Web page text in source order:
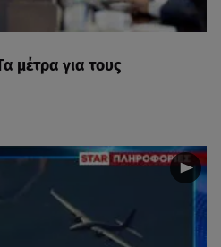
μέτρα για τους